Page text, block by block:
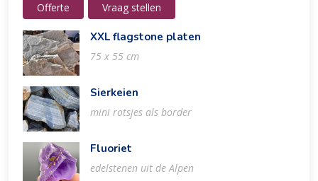
Offerte Vraag stellen
XXL flagstone platen
75 x 55 cm
Sierkeien
mini rotsjes als border
Fluoriet
edelstenen uit de Alpen